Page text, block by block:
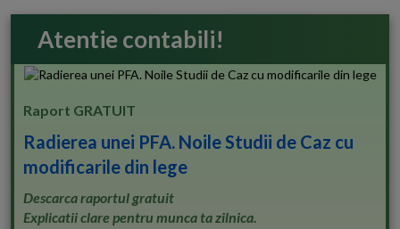
Atentie contabili!
Raport GRATUIT
Radierea unei PFA. Noile Studii de Caz cu
modificarile din lege
Descarca raportul gratuit
Explicatii clare pentru munca ta zilnica.